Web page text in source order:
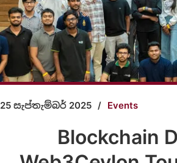
25 සැප්තැම්බර් 2025 / Events